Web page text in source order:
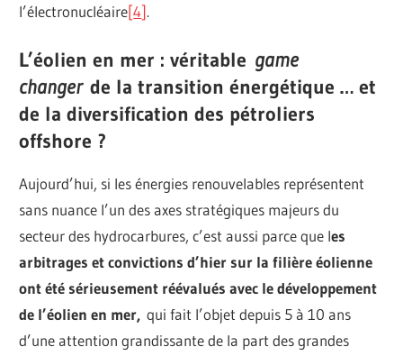
l’électronucléaire[4].
L’éolien en mer : véritable game
changerde la transition énergétique … et
de la diversification des pétroliers
offshore ?
Aujourd’hui, si les énergies renouvelables représentent
sans nuance l’un des axes stratégiques majeurs du
secteur des hydrocarbures, c’est aussi parce que les
arbitrages et convictions d’hier sur la filière éolienne
ont été sérieusement réévalués avec le développement
de l’éolien en mer,qui fait l’objet depuis 5 à 10 ans
d’une attention grandissante de la part des grandes